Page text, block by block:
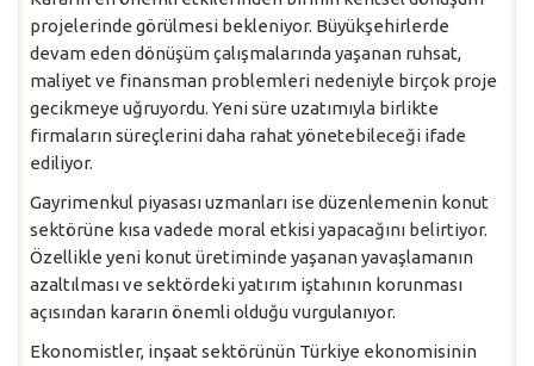
projelerinde görülmesi bekleniyor. Büyükşehirlerde
devam eden dönüşüm çalışmalarında yaşanan ruhsat,
maliyet ve finansman problemleri nedeniyle birçok proje
gecikmeye uğruyordu. Yeni süre uzatımıyla birlikte
firmaların süreçlerini daha rahat yönetebileceği ifade
ediliyor.
Gayrimenkul piyasası uzmanları ise düzenlemenin konut
sektörüne kısa vadede moral etkisi yapacağını belirtiyor.
Özellikle yeni konut üretiminde yaşanan yavaşlamanın
azaltılması ve sektördeki yatırım iştahının korunması
açısından kararın önemli olduğu vurgulanıyor.
Ekonomistler, inşaat sektörünün Türkiye ekonomisinin